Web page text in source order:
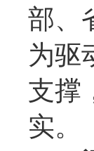
部、
为驱
支撑
实。